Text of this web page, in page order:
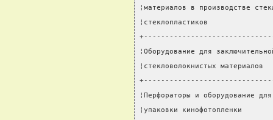
¦материалов в
¦стеклопластиков
¦Оборудование для
¦стекловолокнистых
¦Перфораторы и
¦упаковки